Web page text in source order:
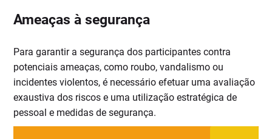
Ameaças à segurança
Para garantir a segurança dos participantes contra
potenciais ameaças, como roubo, vandalismo ou
incidentes violentos, é necessário efetuar uma avaliação
exaustiva dos riscos e uma utilização estratégica de
pessoal e medidas de segurança.